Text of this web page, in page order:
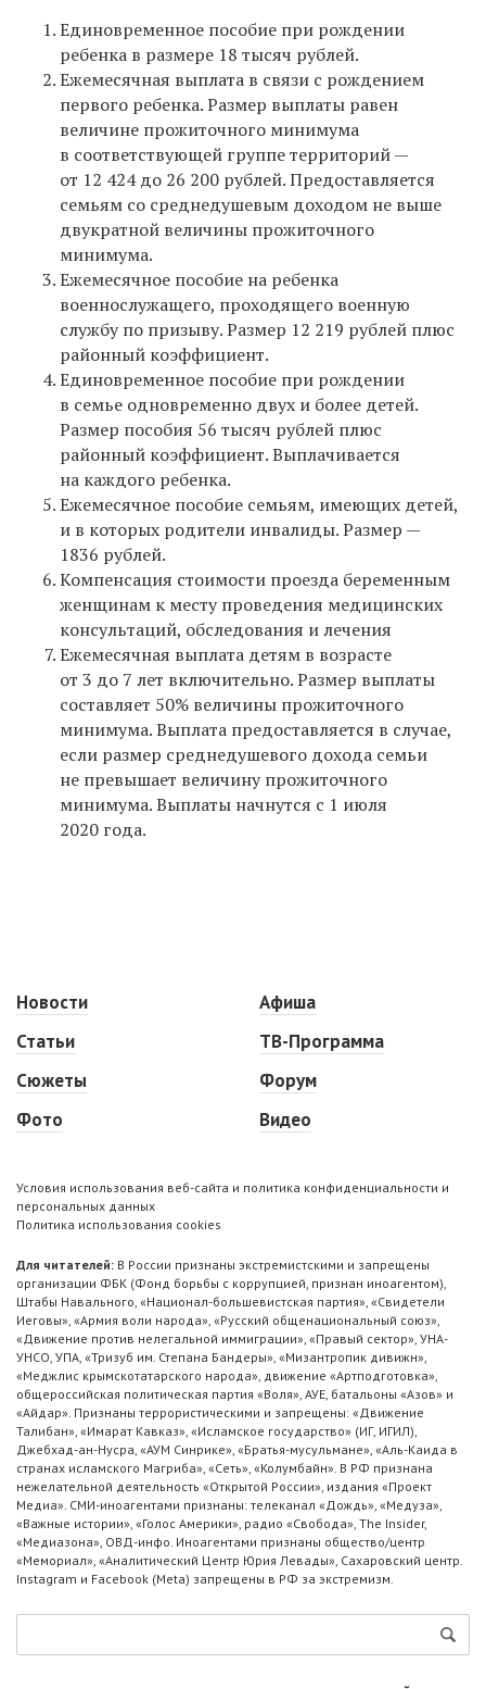
Единовременное пособие при рождении
ребенка в размере 18 тысяч рублей.
Ежемесячная выплата в связи с рождением
первого ребенка. Размер выплаты равен
величине прожиточного минимума
в соответствующей группе территорий —
от 12 424 до 26 200 рублей. Предоставляется
семьям со среднедушевым доходом не выше
двукратной величины прожиточного
минимума.
Ежемесячное пособие на ребенка
военнослужащего, проходящего военную
службу по призыву. Размер 12 219 рублей плюс
районный коэффициент.
Единовременное пособие при рождении
в семье одновременно двух и более детей.
Размер пособия 56 тысяч рублей плюс
районный коэффициент. Выплачивается
на каждого ребенка.
Ежемесячное пособие семьям, имеющих детей,
и в которых родители инвалиды. Размер —
1836 рублей.
Компенсация стоимости проезда беременным
женщинам к месту проведения медицинских
консультаций, обследования и лечения
Ежемесячная выплата детям в возрасте
от 3 до 7 лет включительно. Размер выплаты
составляет 50% величины прожиточного
минимума. Выплата предоставляется в случае,
если размер среднедушевого дохода семьи
не превышает величину прожиточного
минимума. Выплаты начнутся с 1 июля
2020 года.
Новости
Статьи
Сюжеты
Фото
Афиша
ТВ-Программа
Форум
Видео
Условия использования веб-сайта и политика конфиденциальности и
персональных данных
Политика использования cookies
Для читателей: В России признаны экстремистскими и запрещены
организации ФБК (Фонд борьбы с коррупцией, признан иноагентом),
Штабы Навального, «Национал-большевистская партия», «Свидетели
Иеговы», «Армия воли народа», «Русский общенациональный союз»,
«Движение против нелегальной иммиграции», «Правый сектор», УНА-
УНСО, УПА, «Тризуб им. Степана Бандеры», «Мизантропик дивижн»,
«Меджлис крымскотатарского народа», движение «Артподготовка»,
общероссийская политическая партия «Воля», АУЕ, батальоны «Азов» и
«Айдар». Признаны террористическими и запрещены: «Движение
Талибан», «Имарат Кавказ», «Исламское государство» (ИГ, ИГИЛ),
Джебхад-ан-Нусра, «АУМ Синрике», «Братья-мусульмане», «Аль-Каида в
странах исламского Магриба», «Сеть», «Колумбайн». В РФ признана
нежелательной деятельность «Открытой России», издания «Проект
Медиа». СМИ-иноагентами признаны: телеканал «Дождь», «Медуза»,
«Важные истории», «Голос Америки», радио «Свобода», The Insider,
«Медиазона», ОВД-инфо. Иноагентами признаны общество/центр
«Мемориал», «Аналитический Центр Юрия Левады», Сахаровский центр.
Instagram и Facebook (Metа) запрещены в РФ за экстремизм.